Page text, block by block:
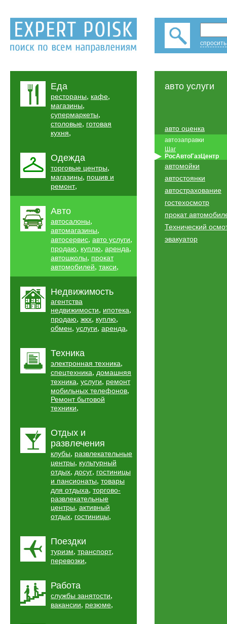
Еда
рестораны, кафе,
магазины,
супермаркеты,
столовые, готовая
кухня,
Одежда
торговые центры,
магазины, пошив и
ремонт,
Авто
автосалоны,
автомагазины,
автосервис, авто услуги,
продаю, куплю, аренда,
автошколы, прокат
автомобилей, такси,
Недвижимость
агентства
недвижимости, ипотека,
продаю, жкх, куплю,
обмен, услуги, аренда,
Техника
электронная техника,
спецтехника, домашняя
техника, услуги, ремонт
мобильных телефонов,
Ремонт бытовой
техники,
Отдых и
развлечения
клубы, развлекательные
центры, культурный
отдых, досуг, гостиницы
и пансионаты, товары
для отдыха, торгово-
развлекательные
центры, активный
отдых, гостиницы,
Поездки
туризм, транспорт,
перевозки,
Работа
службы занятости,
вакансии, резюме,
авто услуги
авто оценка
автозаправки
Шаг
РосАвтоГазЦентр
автомойки
автостоянки
автострахование
гостехосмотр
прокат
Технический
эвакуатор